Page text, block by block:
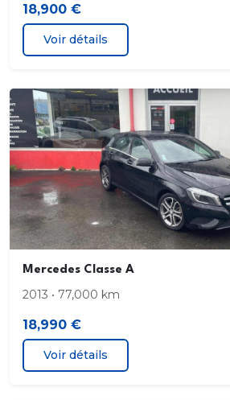
18,900 €
Voir détails
Mercedes Classe A
2013 • 77,000 km
18,990 €
Voir détails